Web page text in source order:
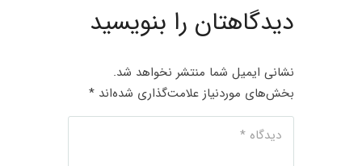
دیدگاهتان را بنویسید
نشانی ایمیل شما منتشر نخواهد شد.
بخش‌های موردنیاز علامت‌گذاری شده‌اند *